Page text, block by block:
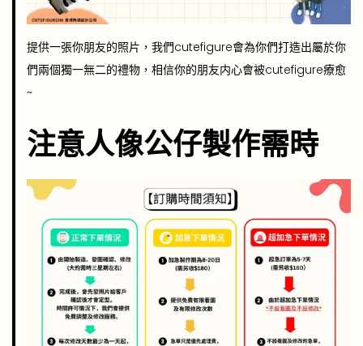
提供一張你朋友的照片，我們cutefigure會為你們打造出屬於你
們兩個獨一無二的禮物，相信你的朋友内心會被cutefigure療愈
~
注意人像公仔製作需時